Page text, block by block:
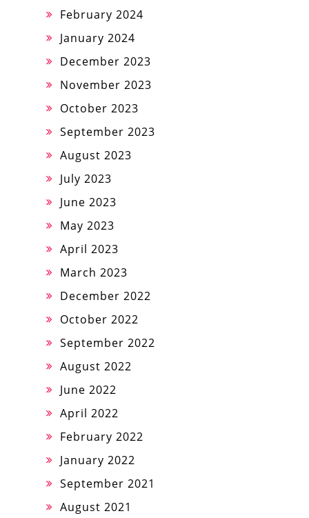
February 2024
January 2024
December 2023
November 2023
October 2023
September 2023
August 2023
July 2023
June 2023
May 2023
April 2023
March 2023
December 2022
October 2022
September 2022
August 2022
June 2022
April 2022
February 2022
January 2022
September 2021
August 2021